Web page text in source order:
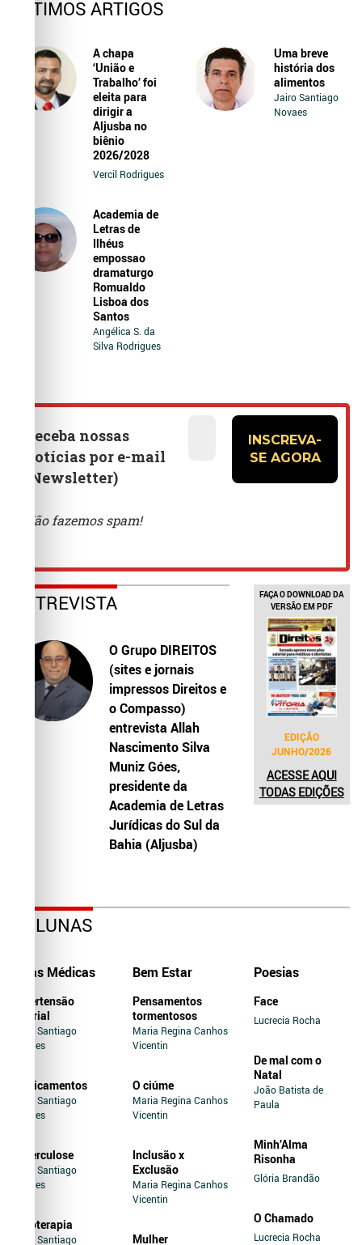
ÚLTIMOS ARTIGOS
A chapa
‘União e
Trabalho’ foi
eleita para
dirigir a
Aljusba no
biênio
2026/2028
Vercil Rodrigues
Uma breve
história dos
alimentos
Jairo Santiago
Novaes
Academia de
Letras de
Ilhéus
empossao
dramaturgo
Romualdo
Lisboa dos
Santos
Angélica S. da
Silva Rodrigues
ENTREVISTA
O Grupo DIREITOS
(sites e jornais
impressos Direitos e
o Compasso)
entrevista Allah
Nascimento Silva
Muniz Góes,
presidente da
Academia de Letras
Jurídicas do Sul da
Bahia (Aljusba)
FAÇA O DOWNLOAD DA
VERSÃO EM PDF
EDIÇÃO
JUNHO/2026
ACESSE AQUI
TODAS EDIÇÕES
COLUNAS
Dicas Médicas
Hipertensão
Arterial
Jairo Santiago
Novaes
Medicamentos
Jairo Santiago
Novaes
Tuberculose
Jairo Santiago
Novaes
Soroterapia
Jairo Santiago
Bem Estar
Pensamentos
tormentosos
Maria Regina Canhos
Vicentin
O ciúme
Maria Regina Canhos
Vicentin
Inclusão x
Exclusão
Maria Regina Canhos
Vicentin
Mulher
Poesias
Face
Lucrecia Rocha
De mal com o
Natal
João Batista de
Paula
Minh’Alma
Risonha
Glória Brandão
O Chamado
Lucrecia Rocha